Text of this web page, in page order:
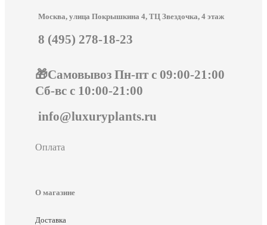
Москва, улица Покрышкина 4, ТЦ Звездочка, 4 этаж
8 (495) 278-18-23
🎁Самовывоз Пн-пт с 09:00-21:00
Сб-вс с 10:00-21:00
info@luxuryplants.ru
Оплата
О магазине
Доставка